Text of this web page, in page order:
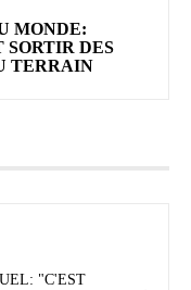
MONDE:
SORTIR DES
TERRAIN
"C'EST